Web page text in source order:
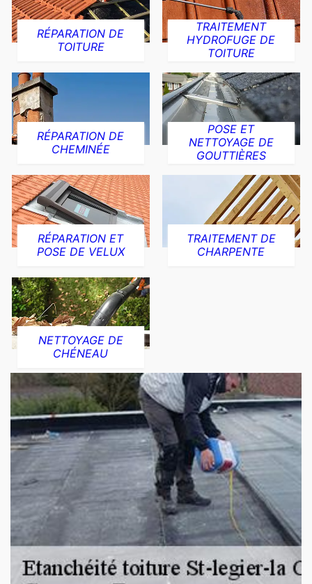
RÉPARATION DE
TOITURE
TRAITEMENT
HYDROFUGE DE
TOITURE
RÉPARATION DE
CHEMINÉE
POSE ET
NETTOYAGE DE
GOUTTIÈRES
RÉPARATION ET
POSE DE VELUX
TRAITEMENT DE
CHARPENTE
NETTOYAGE DE
CHÉNEAU